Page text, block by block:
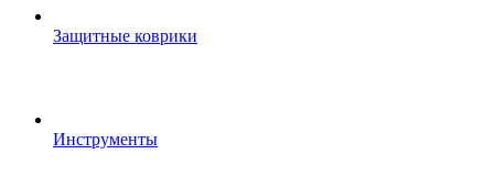
Защитные коврики
Инструменты